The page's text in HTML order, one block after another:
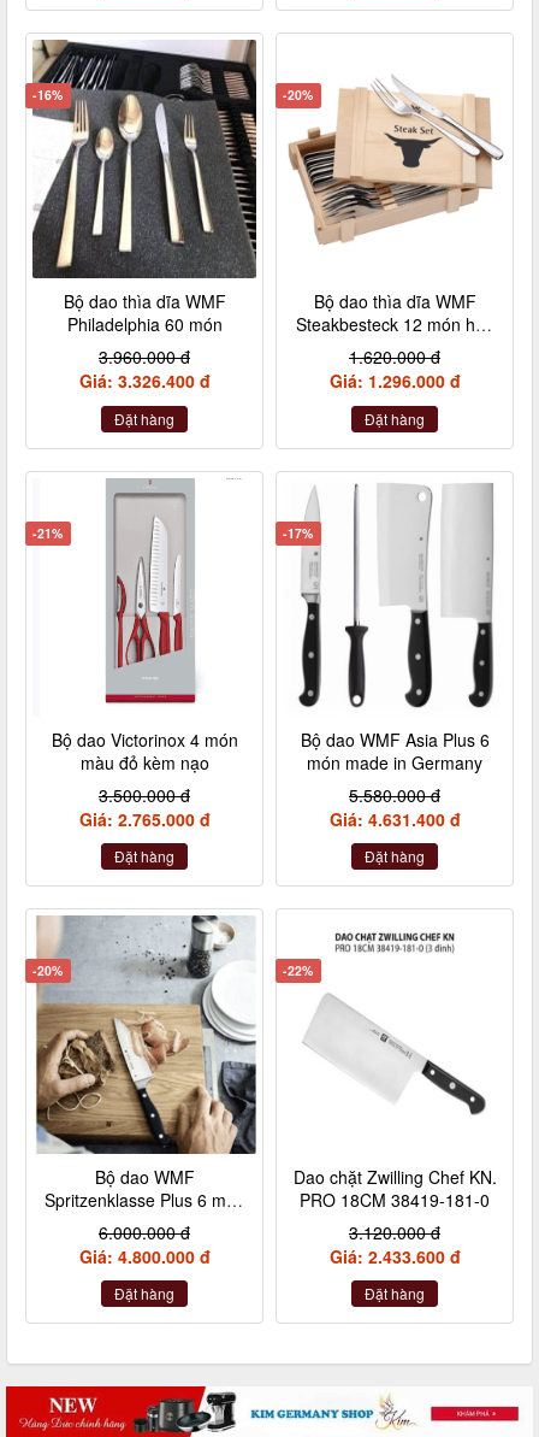
-16%
Bộ dao thìa dĩa WMF
Philadelphia 60 món
3.960.000 đ
Giá: 3.326.400 đ
Đặt hàng
-20%
Bộ dao thìa dĩa WMF
Steakbesteck 12 món hộp
gỗ
1.620.000 đ
Giá: 1.296.000 đ
Đặt hàng
-21%
Bộ dao Victorinox 4 món
màu đỏ kèm nạo
3.500.000 đ
Giá: 2.765.000 đ
Đặt hàng
-17%
Bộ dao WMF Asia Plus 6
món made in Germany
5.580.000 đ
Giá: 4.631.400 đ
Đặt hàng
-20%
Bộ dao WMF
Spritzenklasse Plus 6 món
1 dao chặt made in
Germany
6.000.000 đ
Giá: 4.800.000 đ
Đặt hàng
-22%
Dao chặt Zwilling Chef KN.
PRO 18CM 38419-181-0
3.120.000 đ
Giá: 2.433.600 đ
Đặt hàng